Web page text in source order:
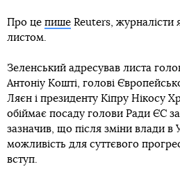
Про це пише Reuters, журналісти
листом.
Зеленський адресував листа
Антоніу Кошті, голові
Ляєн і президенту Кіпру Нікосу
обіймає посаду голови Ради ЄС
зазначив, що після зміни влади в
можливість для суттєвого
вступ.